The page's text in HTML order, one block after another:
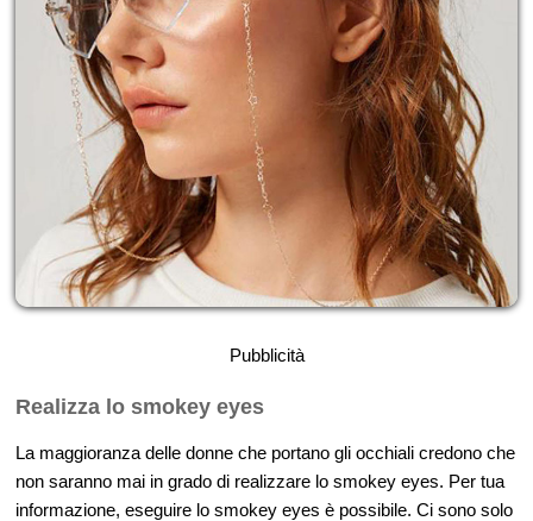
Pubblicità
Realizza lo smokey eyes
La maggioranza delle donne che portano gli occhiali credono che
non saranno mai in grado di realizzare lo smokey eyes. Per tua
informazione, eseguire lo smokey eyes è possibile. Ci sono solo